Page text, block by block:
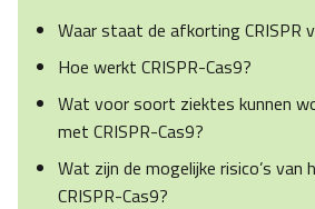
Waar staat de afkorting CRISPR
Hoe werkt CRISPR-Cas9?
Wat voor soort ziektes kunnen
met CRISPR-Cas9?
Wat zijn de mogelijke risico’s van
CRISPR-Cas9?